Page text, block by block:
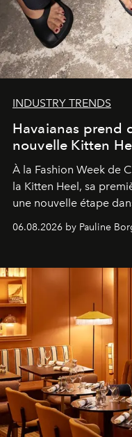
INDUSTRY TRENDS
Havaianas prend
nouvelle Kitten
À la Fashion Week de
la Kitten Heel, sa
une nouvelle étape
06.08.2026 by Pauline